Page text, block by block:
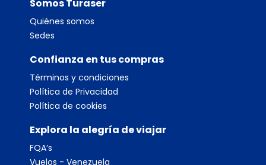
Somos Turaser
Quiénes somos
Sedes
Confianza en tus compras
Términos y condiciones
Política de Privacidad
Política de cookies
Explora la alegría de viajar
FQA’s
Vuelos - Venezuela